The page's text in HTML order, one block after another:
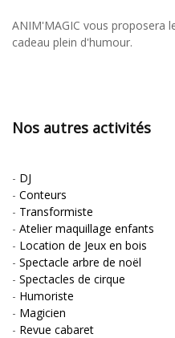
ANIM'MAGIC vous proposera
cadeau plein d'humour.
Nos autres activités
- DJ
- Conteurs
- Transformiste
- Atelier maquillage enfants
- Location de Jeux en bois
- Spectacle arbre de noël
- Spectacles de cirque
- Humoriste
- Magicien
- Revue cabaret